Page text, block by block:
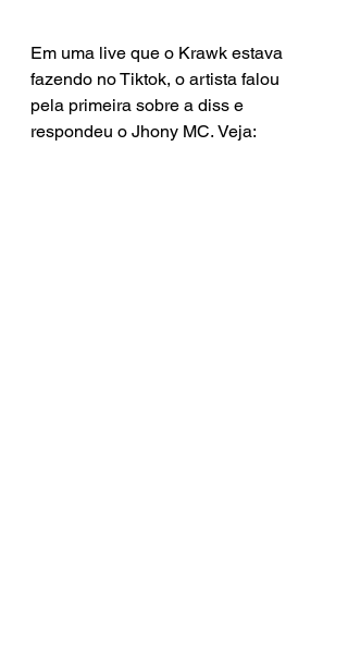
Em uma live que o Krawk estava
fazendo no Tiktok, o artista falou
pela primeira sobre a diss e
respondeu o Jhony MC. Veja: